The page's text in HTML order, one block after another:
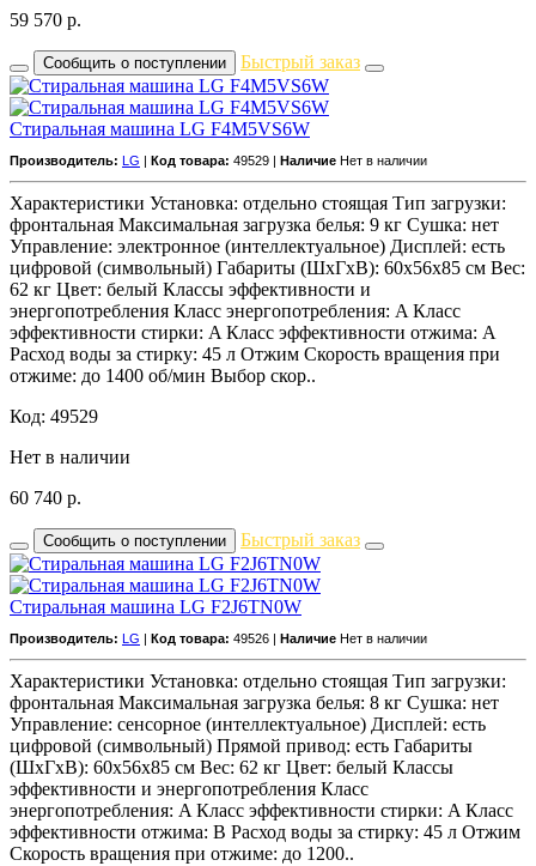
59 570 р.
Сообщить о поступлении Быстрый заказ
Стиральная машина LG F4M5VS6W
Производитель: LG Код товара: 49529 | Наличие Нет в наличии
Характеристики Установка: отдельно стоящая Тип загрузки:
фронтальная Максимальная загрузка белья: 9 кг Сушка: нет
Управление: электронное (интеллектуальное) Дисплей: есть
цифровой (символьный) Габариты (ШxГxВ): 60x56x85 см Вес:
62 кг Цвет: белый Классы эффективности и
энергопотребления Класс энергопотребления: A Класс
эффективности стирки: A Класс эффективности отжима: A
Расход воды за стирку: 45 л Отжим Скорость вращения при
отжиме: до 1400 об/мин Выбор скор..
Код: 49529
Нет в наличии
60 740 р.
Сообщить о поступлении Быстрый заказ
Стиральная машина LG F2J6TN0W
Производитель: LG Код товара: 49526 | Наличие Нет в наличии
Характеристики Установка: отдельно стоящая Тип загрузки:
фронтальная Максимальная загрузка белья: 8 кг Сушка: нет
Управление: сенсорное (интеллектуальное) Дисплей: есть
цифровой (символьный) Прямой привод: есть Габариты
(ШxГxВ): 60x56x85 см Вес: 62 кг Цвет: белый Классы
эффективности и энергопотребления Класс
энергопотребления: A Класс эффективности стирки: A Класс
эффективности отжима: B Расход воды за стирку: 45 л Отжим
Скорость вращения при отжиме: до 1200..